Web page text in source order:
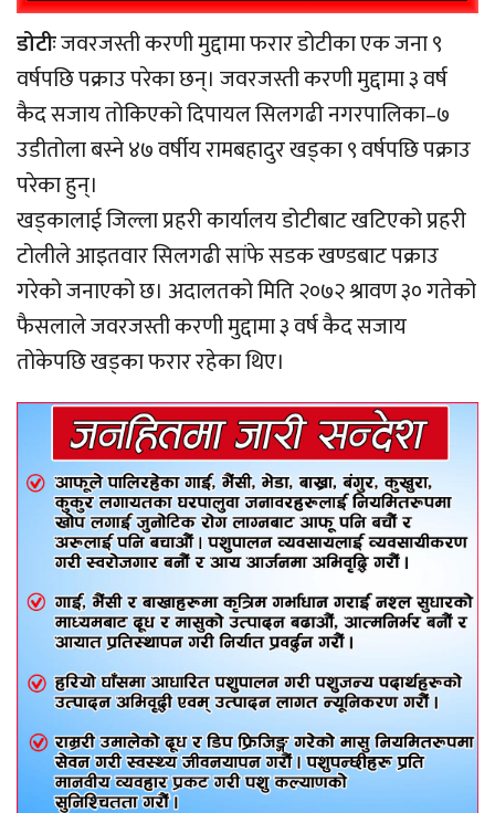
डोटीःजवरजस्ती करणी मुद्दामा फरार डोटीका एक जना ९
वर्षपछि पक्राउ परेका छन्। जवरजस्ती करणी मुद्दामा ३ वर्ष
कैद सजाय तोकिएको दिपायल सिलगढी नगरपालिका–७
उडीतोला बस्ने ४७ वर्षीय रामबहादुर खड्का ९ वर्षपछि पक्राउ
परेका हुन्।
खड्कालाई जिल्ला प्रहरी कार्यालय डोटीबाट खटिएको प्रहरी
टोलीले आइतवार सिलगढी सांफे सडक खण्डबाट पक्राउ
गरेको जनाएको छ। अदालतको मिति २०७२ श्रावण ३० गतेको
फैसलाले जवरजस्ती करणी मुद्दामा ३ वर्ष कैद सजाय
तोकेपछि खड्का फरार रहेका थिए।